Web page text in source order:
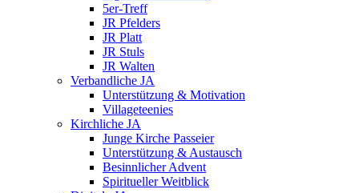
5er-Treff
JR Pfelders
JR Platt
JR Stuls
JR Walten
Verbandliche JA
Unterstützung & Motivation
Villageteenies
Kirchliche JA
Junge Kirche Passeier
Unterstützung & Austausch
Besinnlicher Advent
Spiritueller Weitblick